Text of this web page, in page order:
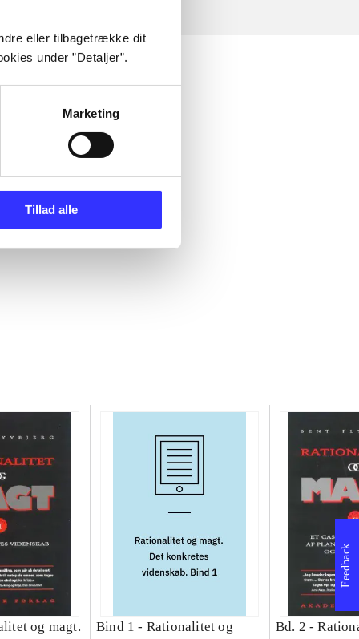
eller tilbagetrække dit
under ”Detaljer”.
Marketing
Tillad alle
og magt.
Bind 1 - Rationalitet og
Bd. 2 -
Feedback